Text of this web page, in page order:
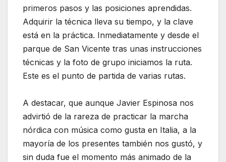
primeros pasos y las posiciones aprendidas.
Adquirir la técnica lleva su tiempo, y la clave
está en la práctica. Inmediatamente y desde el
parque de San Vicente tras unas instrucciones
técnicas y la foto de grupo iniciamos la ruta.
Este es el punto de partida de varias rutas.
A destacar, que aunque Javier Espinosa nos
advirtió de la rareza de practicar la marcha
nórdica con música como gusta en Italia, a la
mayoría de los presentes también nos gustó, y
sin duda fue el momento más animado de la